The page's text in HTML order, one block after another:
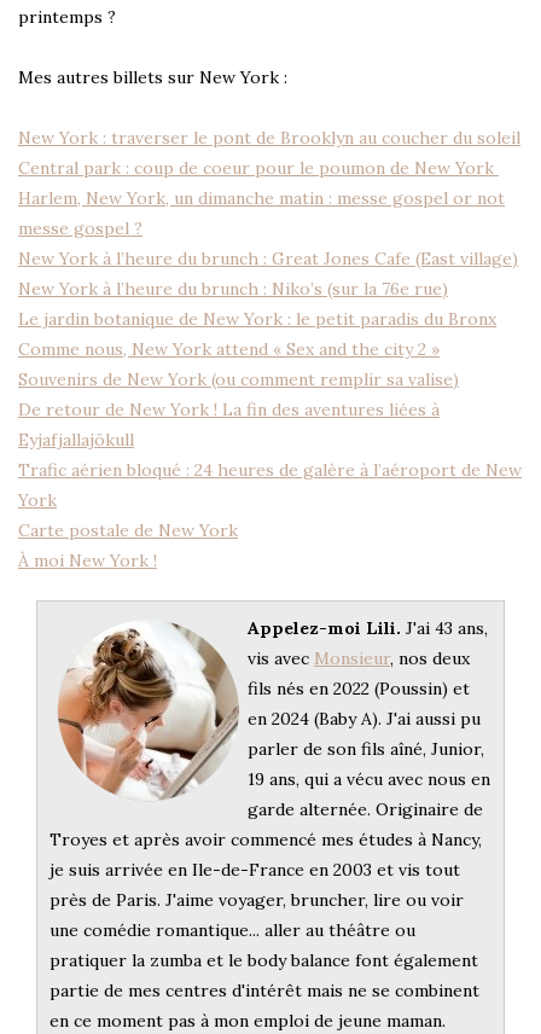
printemps ?
Mes autres billets sur New York :
New York : traverser le pont de Brooklyn au coucher du soleil
Central park : coup de coeur pour le poumon de New York
Harlem, New York, un dimanche matin : messe gospel or not
messe gospel ?
New York à l’heure du brunch : Great Jones Cafe (East village)
New York à l’heure du brunch : Niko’s (sur la 76e rue)
Le jardin botanique de New York : le petit paradis du Bronx
Comme nous, New York attend « Sex and the city 2 »
Souvenirs de New York (ou comment remplir sa valise)
De retour de New York ! La fin des aventures liées à
Eyjafjallajökull
Trafic aérien bloqué : 24 heures de galère à l’aéroport de New
York
Carte postale de New York
À moi New York !
Appelez-moi Lili. J'ai 43 ans,
vis avec Monsieur, nos deux
fils nés en 2022 (Poussin) et
en 2024 (Baby A). J'ai aussi pu
parler de son fils aîné, Junior,
19 ans, qui a vécu avec nous en
garde alternée. Originaire de
Troyes et après avoir commencé mes études à Nancy,
je suis arrivée en Ile-de-France en 2003 et vis tout
près de Paris. J'aime voyager, bruncher, lire ou voir
une comédie romantique... aller au théâtre ou
pratiquer la zumba et le body balance font également
partie de mes centres d'intérêt mais ne se combinent
en ce moment pas à mon emploi de jeune maman.